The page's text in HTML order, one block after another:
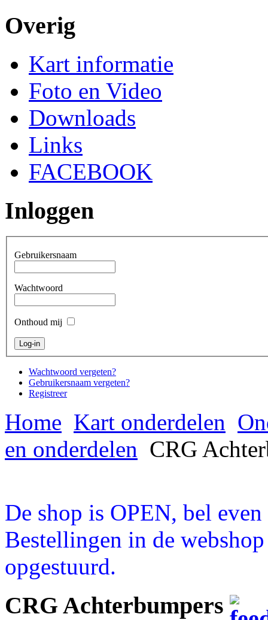
Overig
Kart informatie
Foto en Video
Downloads
Links
FACEBOOK
Inloggen
Gebruikersnaam
Wachtwoord
Onthoud mij
Wachtwoord vergeten?
Gebruikersnaam vergeten?
Registreer
Home Kart onderdelen
en onderdelen CRG
De shop is OPEN, bel
Bestellingen in de
opgestuurd.
CRG Achterbumpers